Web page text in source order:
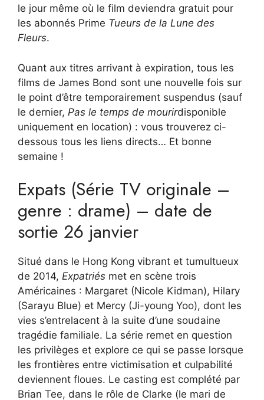
le jour même où le film deviendra gratuit pour
les abonnés Prime Tueurs de la Lune des
Fleurs.
Quant aux titres arrivant à expiration, tous les
films de James Bond sont une nouvelle fois sur
le point d’être temporairement suspendus (sauf
le dernier, Pas le temps de mourirdisponible
uniquement en location) : vous trouverez ci-
dessous tous les liens directs… Et bonne
semaine !
Expats (Série TV originale –
genre : drame) – date de
sortie 26 janvier
Situé dans le Hong Kong vibrant et tumultueux
de 2014, Expatriés met en scène trois
Américaines : Margaret (Nicole Kidman), Hilary
(Sarayu Blue) et Mercy (Ji-young Yoo), dont les
vies s’entrelacent à la suite d’une soudaine
tragédie familiale. La série remet en question
les privilèges et explore ce qui se passe lorsque
les frontières entre victimisation et culpabilité
deviennent floues. Le casting est complété par
Brian Tee, dans le rôle de Clarke (le mari de